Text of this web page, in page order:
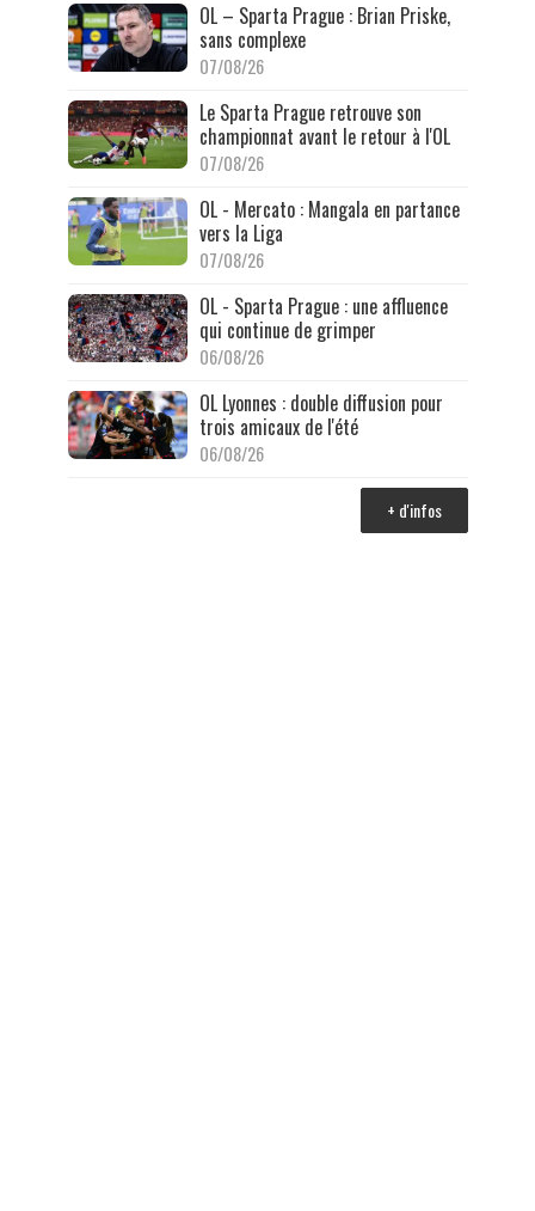
OL – Sparta Prague : Brian Priske,
sans complexe
07/08/26
Le Sparta Prague retrouve son
championnat avant le retour à l'OL
07/08/26
OL - Mercato : Mangala en partance
vers la Liga
07/08/26
OL - Sparta Prague : une affluence
qui continue de grimper
06/08/26
OL Lyonnes : double diffusion pour
trois amicaux de l'été
06/08/26
+ d'infos